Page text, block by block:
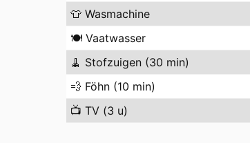
👕 Wasmachine
🍽️ Vaatwasser
🧹 Stofzuigen (30 min)
💨 Föhn (10 min)
📺 TV (3 u)